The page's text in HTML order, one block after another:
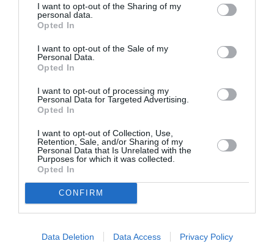
I want to opt-out of the Sharing of my
personal data.
Opted In
I want to opt-out of the Sale of my
Personal Data.
Opted In
I want to opt-out of processing my
Personal Data for Targeted Advertising.
Opted In
I want to opt-out of Collection, Use,
Retention, Sale, and/or Sharing of my
Personal Data that Is Unrelated with the
Purposes for which it was collected.
Opted In
CONFIRM
Data Deletion Data Access Privacy Policy
Ως σύνολο, τα έργα συνιστούν μία πολυμορφία από
*Η μεθοριακότητα αναφέρεται στις μεταβάσεις από ένα
κοινωνικό σύνολο σε μία επανένταξη με διαφορετικό
ρόλο και νέες μορφές σχέσεων. Πρόκειται για ένα
πρότερη συνθήκη και εισέρχεται σε μία ενδιάμεση,
μετέωρη κατάσταση στην οποία τα όρια ανάμεσα στο
συνειδητό και το ασυνείδητο, το προσωπικό και το
συλλογικό, τον χώρο και τον χρόνο αμβλύνονται.
Συχνά η εμπειρία είναι ενσώματη.
θεωρητικός τέχνης.